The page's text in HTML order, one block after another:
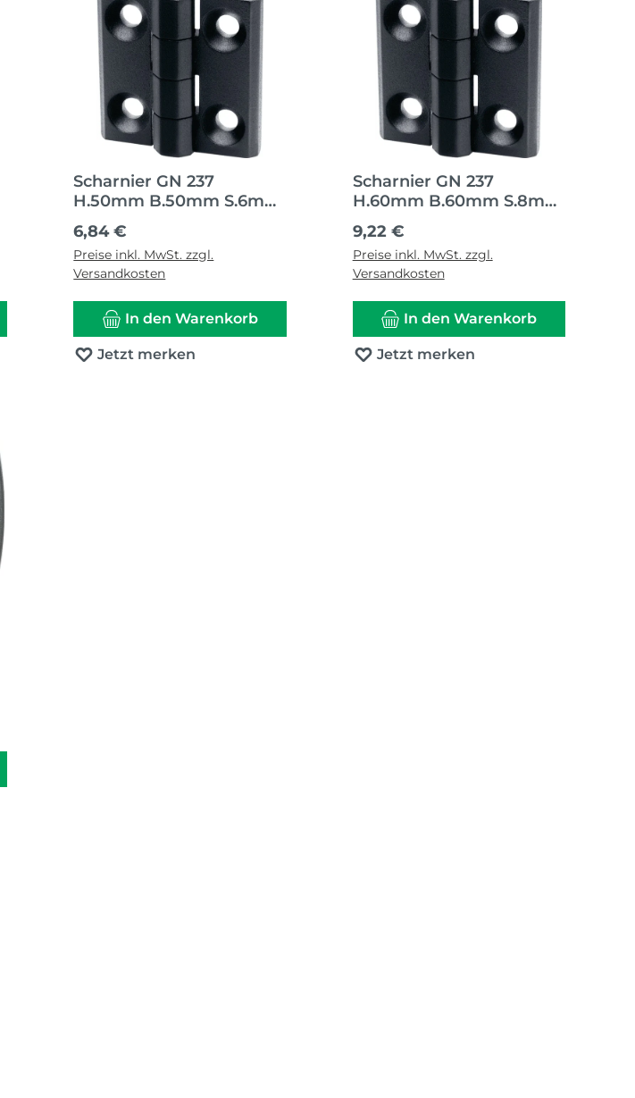
Scharnier GN 237
H.50mm B.50mm S.6mm
Zin
Regulärer Preis:
6,84 €
Preise inkl. MwSt. zzgl.
Versandkosten
In den Warenkorb
Jetzt merken
Scharnier GN 237
H.60mm B.60mm S.8mm
Zin
Regulärer Preis:
9,22 €
Preise inkl. MwSt. zzgl.
Versandkosten
In den Warenkorb
Jetzt merken